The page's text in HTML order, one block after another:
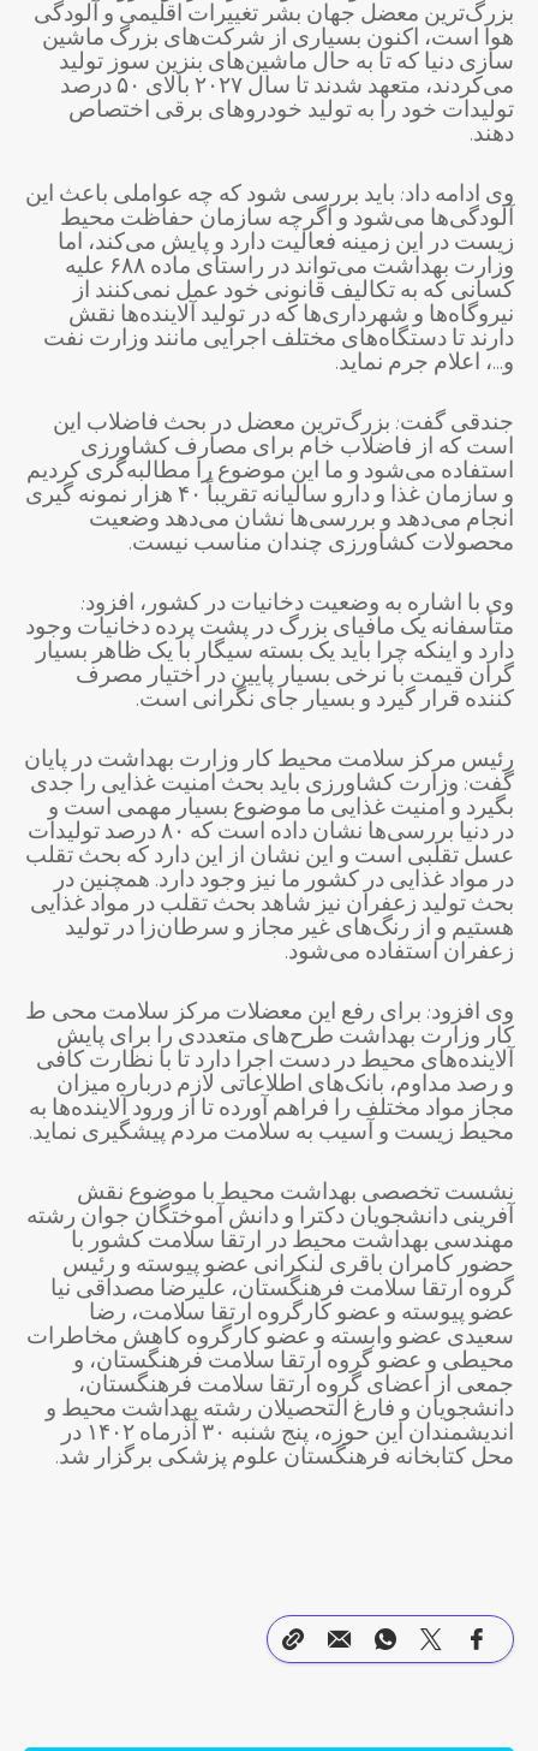
بزرگ‌ترین معضل جهان بشر تغییرات اقلیمی و آلودگی
هوا است، اکنون بسیاری از شرکت‌های بزرگ ماشین
سازی دنیا که تا به حال ماشین‌های بنزین سوز تولید
می‌کردند، متعهد شدند تا سال ۲۰۲۷ بالای ۵۰ درصد
تولیدات خود را به تولید خودروهای برقی اختصاص
دهند.
وی ادامه داد: باید بررسی شود که چه عواملی باعث این
آلودگی‌ها می‌شود و اگرچه سازمان حفاظت محیط
زیست در این زمینه فعالیت دارد و پایش می‌کند، اما
وزارت بهداشت می‌تواند در راستای ماده ۶۸۸ علیه
کسانی که به تکالیف قانونی خود عمل نمی‌کنند از
نیروگاه‌ها و شهرداری‌ها که در تولید آلاینده‌ها نقش
دارند تا دستگاه‌های مختلف اجرایی مانند وزارت نفت
و…، اعلام جرم نماید.
جندقی گفت: بزرگ‌ترین معضل در بحث فاضلاب این
است که از فاضلاب خام برای مصارف کشاورزی
استفاده می‌شود و ما این موضوع را مطالبه‌گری کردیم
و سازمان غذا و دارو سالیانه تقریباً ۴۰ هزار نمونه گیری
انجام می‌دهد و بررسی‌ها نشان می‌دهد وضعیت
محصولات کشاورزی چندان مناسب نیست.
وی با اشاره به وضعیت دخانیات در کشور، افزود:
متأسفانه یک مافیای بزرگ در پشت پرده دخانیات وجود
دارد و اینکه چرا باید یک بسته سیگار با یک ظاهر بسیار
گران قیمت با نرخی بسیار پایین در اختیار مصرف
کننده قرار گیرد و بسیار جای نگرانی است.
رئیس مرکز سلامت محیط کار وزارت بهداشت در پایان
گفت: وزارت کشاورزی باید بحث امنیت غذایی را جدی
بگیرد و امنیت غذایی ما موضوع بسیار مهمی است و
در دنیا بررسی‌ها نشان داده است که ۸۰ درصد تولیدات
عسل تقلبی است و این نشان از این دارد که بحث تقلب
در مواد غذایی در کشور ما نیز وجود دارد. همچنین در
بحث تولید زعفران نیز شاهد بحث تقلب در مواد غذایی
هستیم و از رنگ‌های غیر مجاز و سرطان‌زا در تولید
زعفران استفاده می‌شود.
وی افزود: برای رفع این معضلات مرکز سلامت محی ط
کار وزارت بهداشت طرح‌های متعددی را برای پایش
آلاینده‌های محیط در دست اجرا دارد تا با نظارت کافی
و رصد مداوم، بانک‌های اطلاعاتی لازم درباره میزان
مجاز مواد مختلف را فراهم آورده تا از ورود آلاینده‌ها به
محیط زیست و آسیب به سلامت مردم پیشگیری نماید.
نشست تخصصی بهداشت محیط با موضوع نقش
آفرینی دانشجویان دکترا و دانش آموختگان جوان رشته
مهندسی بهداشت محیط در ارتقا سلامت کشور با
حضور کامران باقری لنکرانی عضو پیوسته و رئیس
گروه ارتقا سلامت فرهنگستان، علیرضا مصداقی نیا
عضو پیوسته و عضو کارگروه ارتقا سلامت، رضا
سعیدی عضو وابسته و عضو کارگروه کاهش مخاطرات
محیطی و عضو گروه ارتقا سلامت فرهنگستان، و
جمعی از اعضای گروه ارتقا سلامت فرهنگستان،
دانشجویان و فارغ التحصیلان رشته بهداشت محیط و
اندیشمندان این حوزه، پنج شنبه ۳۰ آذرماه ۱۴۰۲ در
محل کتابخانه فرهنگستان علوم پزشکی برگزار شد.